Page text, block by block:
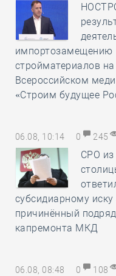
импортозамещению
стройматериалов на
Всероссийском
«Строим будущее
06.08, 10:14 0 245
СРО из
субсидиарному иску
причинённый
капремонта МКД
06.08, 08:48 0 108